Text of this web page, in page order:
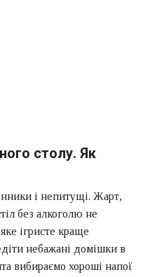
столу. Як
і непитущі. Жарт,
без алкоголю не
ігристе краще
небажані домішки в
вибираємо хороші напої